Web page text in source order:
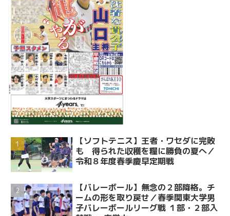
【ソフトテニス】王者・ワセダに完敗
も 得られた収穫を糧に勝負の夏へ／
令和８年度春季慶早定期戦
【バレーボール】無念の２部降格。チ
ームの形を取り戻せ／春季関東大学男
子バレーボールリーグ戦 １部・２部入